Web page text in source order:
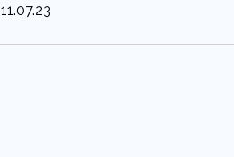
:11.07.23